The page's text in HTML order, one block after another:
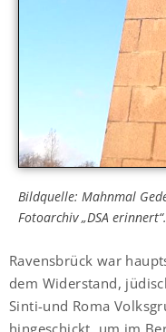
Bildquelle: Mahnmal
Fotoarchiv „DSA erinnert“.
Ravensbrück war
dem Widerstand,
Sinti-und Roma